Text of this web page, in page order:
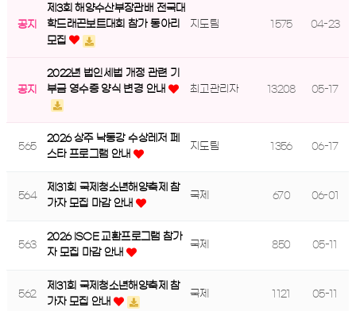
공지
제3회 해양수산부장관배 전국대
학드래곤보트대회 참가 동아리
모집
지도팀 1575 04-23
공지
2022년 법인세법 개정 관련 기
부금 영수증 양식 변경 안내
최고관리자 13208 05-17
565
2026 상주 낙동강 수상레저 페
스타 프로그램 안내
지도팀 1356 06-17
564
제31회 국제청소년해양축제 참
가자 모집 마감 안내
국제 670 06-01
563
2026 ISCE 교환프로그램 참가
자 모집 마감 안내
국제 850 05-11
562
제31회 국제청소년해양축제 참
가자 모집 안내
국제 1121 05-11